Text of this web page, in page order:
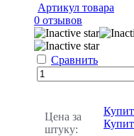
Артикул товара
0 отзывов
Сравнить
Цена за
штуку: